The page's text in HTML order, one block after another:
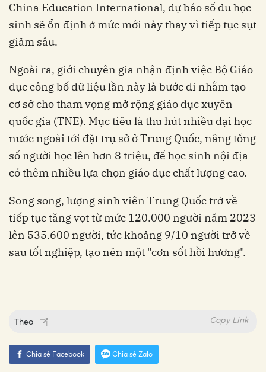
China Education International, dự báo số du học
sinh sẽ ổn định ở mức mới này thay vì tiếp tục sụt
giảm sâu.
Ngoài ra, giới chuyên gia nhận định việc Bộ Giáo
dục công bố dữ liệu lần này là bước đi nhằm tạo
cơ sở cho tham vọng mở rộng giáo dục xuyên
quốc gia (TNE). Mục tiêu là thu hút nhiều đại học
nước ngoài tới đặt trụ sở ở Trung Quốc, nâng tổng
số người học lên hơn 8 triệu, để học sinh nội địa
có thêm nhiều lựa chọn giáo dục chất lượng cao.
Song song, lượng sinh viên Trung Quốc trở về
tiếp tục tăng vọt từ mức 120.000 người năm 2023
lên 535.600 người, tức khoảng 9/10 người trở về
sau tốt nghiệp, tạo nên một "cơn sốt hồi hương".
Theo Copy Link
Chia sẻ Facebook Chia sẻ Zalo